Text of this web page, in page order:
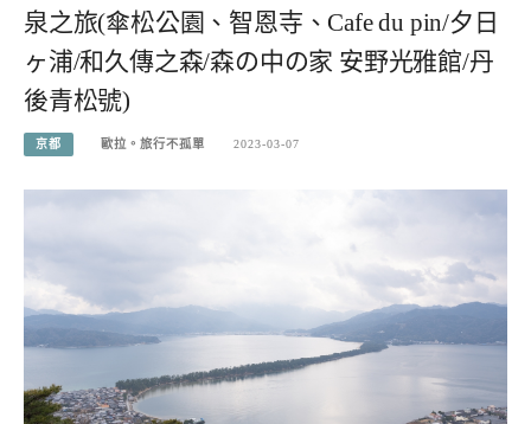
泉之旅(傘松公園、智恩寺、Cafe du pin/夕日
ヶ浦/和久傳之森/森の中の家 安野光雅館/丹
後青松號)
京都 歐拉。旅行不孤單 2023-03-07